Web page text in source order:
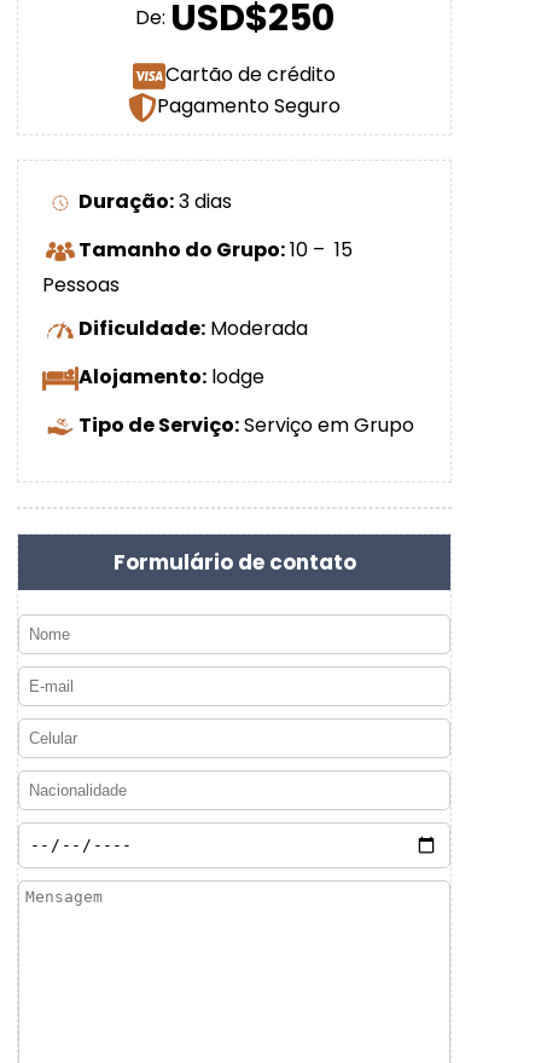
De: USD$250
Cartão de crédito
Pagamento Seguro
Duração:3 dias
Tamanho do Grupo:10 – 15
Pessoas
Dificuldade: Moderada
Alojamento: lodge
Tipo de Serviço:Serviço em Grupo
Formulário de contato